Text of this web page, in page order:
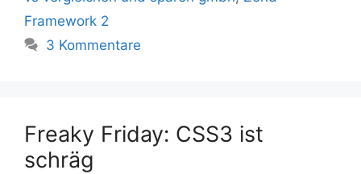
Framework 2
3 Kommentare
Freaky Friday: CSS3 ist
schräg